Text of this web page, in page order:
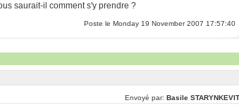
saurait-il comment s'y prendre ?
Poste le Monday 19 November 2007 17:57:40
Envoyé par: Basile